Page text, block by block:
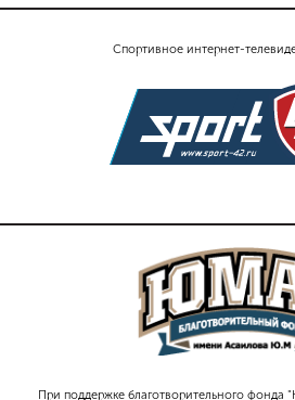
Спортивное интернет-
При поддержке благотворительного